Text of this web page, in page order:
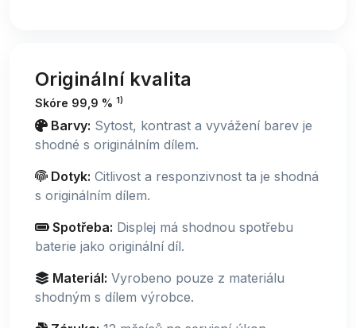
Originální kvalita
Skóre 99,9 % 1)
Barvy: Sytost, kontrast a vyvážení barev je
shodné s originálním dílem.
Dotyk: Citlivost a responzivnost ta je shodná
s originálním dílem.
Spotřeba: Displej má shodnou spotřebu
baterie jako originální díl.
Materiál: Vyrobeno pouze z materiálu
shodným s dílem výrobce.